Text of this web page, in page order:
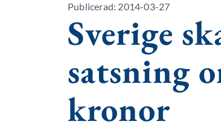
Publicerad: 2014-03-27
Sverige
satsning
kronor